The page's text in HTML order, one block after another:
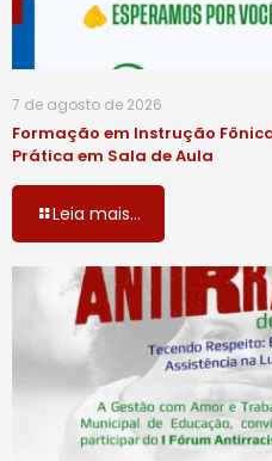
7 de agosto de 2026
Formação em Instrução
Prática em Sala de Aula
Leia mais...